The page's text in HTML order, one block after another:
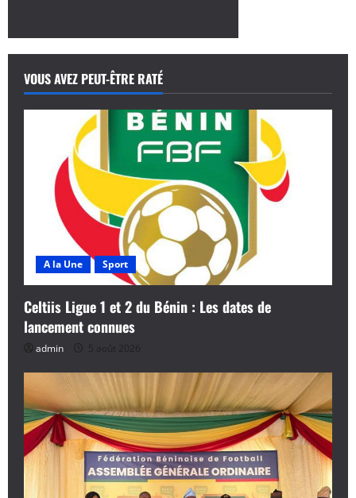
a
t
i
a
r
t
i
c
l
e
VOUS AVEZ PEUT-ÊTRE RATÉ
A la Une Sport
Celtiis Ligue 1 et 2 du Bénin : Les dates de
lancement connues
admin 5 août 2026